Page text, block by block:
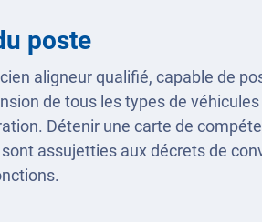
poste
aligneur qualifié, capable de
de tous les types de
Détenir une carte de
assujetties aux décrets de